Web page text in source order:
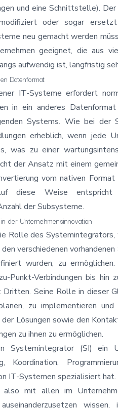
und eine Schnittstelle).
oder sogar
neu gemacht werden
geeignet, die aus
aufwendig ist, langfristig
Datenformat
IT-Systeme erfordert
in ein anderes
Systems. Wie bei der
erheblich, wenn jede
was zu einer
der Ansatz mit einem
vom nativen
diese Weise
der Subsysteme.
der Unternehmensinnovation
Rolle des Systemintegrators,
verschiedenen
wurden, zu
Punkt-Verbindungen bis hin
Seine Rolle in dieser
zu implementieren
Lösungen sowie den
zu ihnen zu ermöglichen.
Systemintegrator (SI) ein
Koordination,
IT-Systemen spezialisiert hat.
mit allen im